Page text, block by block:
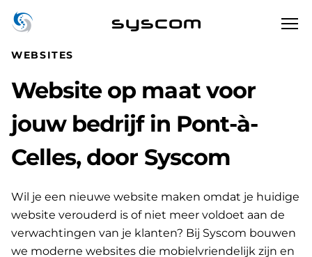
syscom
WEBSITES
Website op maat voor
jouw bedrijf in Pont-à-
Celles, door Syscom
Wil je een nieuwe website maken omdat je huidige
website verouderd is of niet meer voldoet aan de
verwachtingen van je klanten? Bij Syscom bouwen
we moderne websites die mobielvriendelijk zijn en